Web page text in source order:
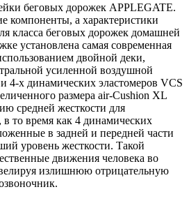
беговых дорожек APPLEGATE.
компоненты, а характеристики
класса беговых дорожек домашней
установлена самая современная
двойной деки,
усиленной воздушной
4-х динамических эластомеров VCS
размера air-Cushion XL
средней жесткости для
в то время как 4 динамических
в задней и передней части
уровень жесткости. Такой
движения человека во
излишнюю отрицательную